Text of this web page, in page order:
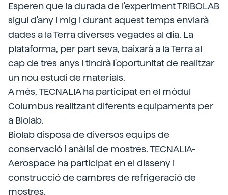
Esperen que la durada de l'experiment TRIBOLAB
sigui d'any i mig i durant aquest temps enviarà
dades a la Terra diverses vegades al dia. La
plataforma, per part seva, baixarà a la Terra al
cap de tres anys i tindrà l'oportunitat de realitzar
un nou estudi de materials.
A més, TECNALIA ha participat en el mòdul
Columbus realitzant diferents equipaments per
a Biolab.
Biolab disposa de diversos equips de
conservació i anàlisi de mostres. TECNALIA-
Aerospace ha participat en el disseny i
construcció de cambres de refrigeració de
mostres.